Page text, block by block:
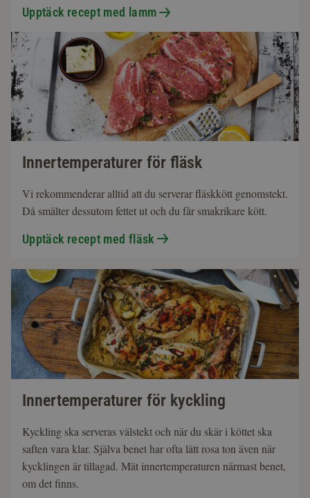
Upptäck recept med lamm
Innertemperaturer för fläsk
Vi rekommenderar alltid att du serverar fläskkött genomstekt.
Då smälter dessutom fettet ut och du får smakrikare kött.
Upptäck recept med fläsk
Innertemperaturer för kyckling
Kyckling ska serveras välstekt och när du skär i köttet ska
saften vara klar. Själva benet har ofta lätt rosa ton även när
kycklingen är tillagad. Mät innertemperaturen närmast benet,
om det finns.